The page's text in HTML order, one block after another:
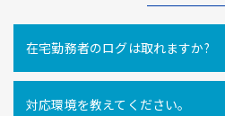
在宅勤務者のログは取れますか?
可能です。社内だけでなく社外
できます。
対応環境を教えてください。